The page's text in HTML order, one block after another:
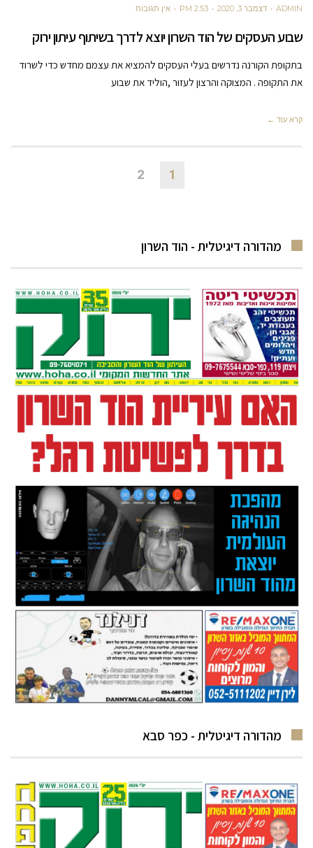
ADMIN דצמבר 3, 2020 2:53 PM אין תגובות
שבוע העסקים של הוד השרון יוצא לדרך בשיתוף עיתון ירוק
בתקופת הקורנה נדרשים בעלי העסקים להמציא את עצמם מחדש כדי לשרוד
את התקופה . המצוקה והרצון לעזור ,הוליד את שבוע
קרא עוד ←
1
2
מהדורה דיגיטלית - הוד השרון
מהדורה דיגיטלית - כפר סבא